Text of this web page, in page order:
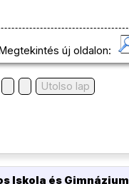
új oldalon:
Utolso lap
Iskola és Gimnázium